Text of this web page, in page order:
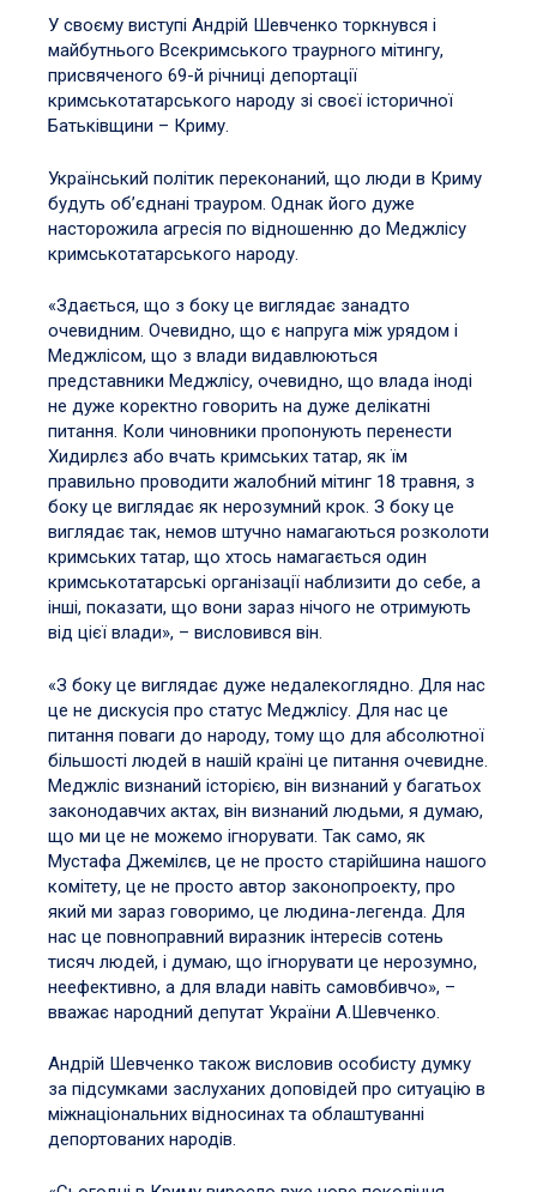
У своєму виступі Андрій Шевченко торкнувся і
майбутнього Всекримського траурного мітингу,
присвяченого 69-й річниці депортації
кримськотатарського народу зі своєї історичної
Батьківщини – Криму.
Український політик переконаний, що люди в Криму
будуть об’єднані трауром. Однак його дуже
насторожила агресія по відношенню до Меджлісу
кримськотатарського народу.
«Здається, що з боку це виглядає занадто
очевидним. Очевидно, що є напруга між урядом і
Меджлісом, що з влади видавлюються
представники Меджлісу, очевидно, що влада іноді
не дуже коректно говорить на дуже делікатні
питання. Коли чиновники пропонують перенести
Хидирлєз або вчать кримських татар, як їм
правильно проводити жалобний мітинг 18 травня, з
боку це виглядає як нерозумний крок. З боку це
виглядає так, немов штучно намагаються розколоти
кримських татар, що хтось намагається один
кримськотатарські організації наблизити до себе, а
інші, показати, що вони зараз нічого не отримують
від цієї влади», – висловився він.
«З боку це виглядає дуже недалекоглядно. Для нас
це не дискусія про статус Меджлісу. Для нас це
питання поваги до народу, тому що для абсолютної
більшості людей в нашій країні це питання очевидне.
Меджліс визнаний історією, він визнаний у багатьох
законодавчих актах, він визнаний людьми, я думаю,
що ми це не можемо ігнорувати. Так само, як
Мустафа Джемілєв, це не просто старійшина нашого
комітету, це не просто автор законопроекту, про
який ми зараз говоримо, це людина-легенда. Для
нас це повноправний виразник інтересів сотень
тисяч людей, і думаю, що ігнорувати це нерозумно,
неефективно, а для влади навіть самовбивчо», –
вважає народний депутат України А.Шевченко.
Андрій Шевченко також висловив особисту думку
за підсумками заслуханих доповідей про ситуацію в
міжнаціональних відносинах та облаштуванні
депортованих народів.